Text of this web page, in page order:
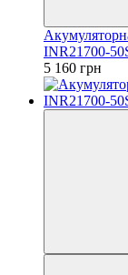
INR21700-
5 160 грн